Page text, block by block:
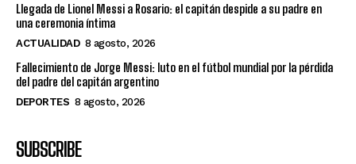
Llegada de Lionel Messi a Rosario: el capitán despide a su padre en
una ceremonia íntima
ACTUALIDAD 8 agosto, 2026
Fallecimiento de Jorge Messi: luto en el fútbol mundial por la pérdida
del padre del capitán argentino
DEPORTES 8 agosto, 2026
SUBSCRIBE